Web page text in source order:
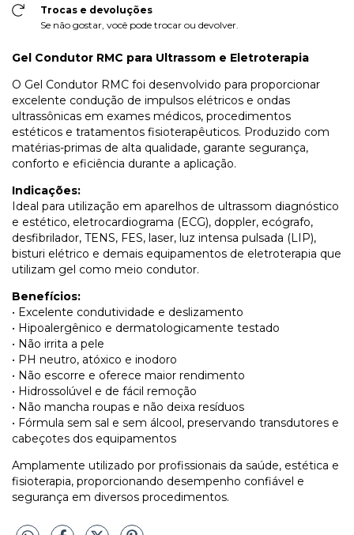
Trocas e devoluções
Se não gostar, você pode trocar ou devolver.
Gel Condutor RMC para Ultrassom e Eletroterapia
O Gel Condutor RMC foi desenvolvido para proporcionar
excelente condução de impulsos elétricos e ondas
ultrassônicas em exames médicos, procedimentos
estéticos e tratamentos fisioterapêuticos. Produzido com
matérias-primas de alta qualidade, garante segurança,
conforto e eficiência durante a aplicação.
Indicações:
Ideal para utilização em aparelhos de ultrassom diagnóstico
e estético, eletrocardiograma (ECG), doppler, ecógrafo,
desfibrilador, TENS, FES, laser, luz intensa pulsada (LIP),
bisturi elétrico e demais equipamentos de eletroterapia que
utilizam gel como meio condutor.
Benefícios:
• Excelente condutividade e deslizamento
• Hipoalergênico e dermatologicamente testado
• Não irrita a pele
• PH neutro, atóxico e inodoro
• Não escorre e oferece maior rendimento
• Hidrossolúvel e de fácil remoção
• Não mancha roupas e não deixa resíduos
• Fórmula sem sal e sem álcool, preservando transdutores e
cabeçotes dos equipamentos
Amplamente utilizado por profissionais da saúde, estética e
fisioterapia, proporcionando desempenho confiável e
segurança em diversos procedimentos.